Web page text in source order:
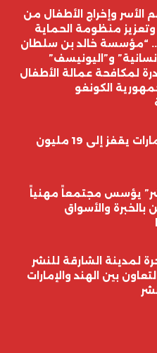
وإخراج الأطفال من
وتعزيز منظومة الحماية
.. “مؤسسة خالد بن سلطان
و”اليونيسف”
لمكافحة عمالة الأطفال
الكونغو
إنفاق “بيت الخير” في دولة الامارات يقفز إلى 19 مليون
يؤسس مجتمعاً مهنياً
بالخبرة والأسواق
لمدينة الشارقة للنشر
بين الهند والإمارات